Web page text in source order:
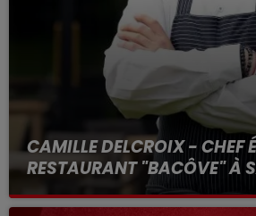
CAMILLE DELCROIX - CHEF
RESTAURANT "BACÔVE" À
Au micro d'Hervé dans "RDL ET